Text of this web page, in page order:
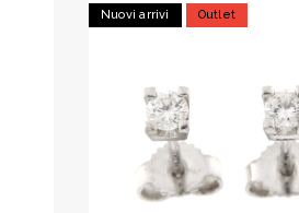
Nuovi arrivi Outlet